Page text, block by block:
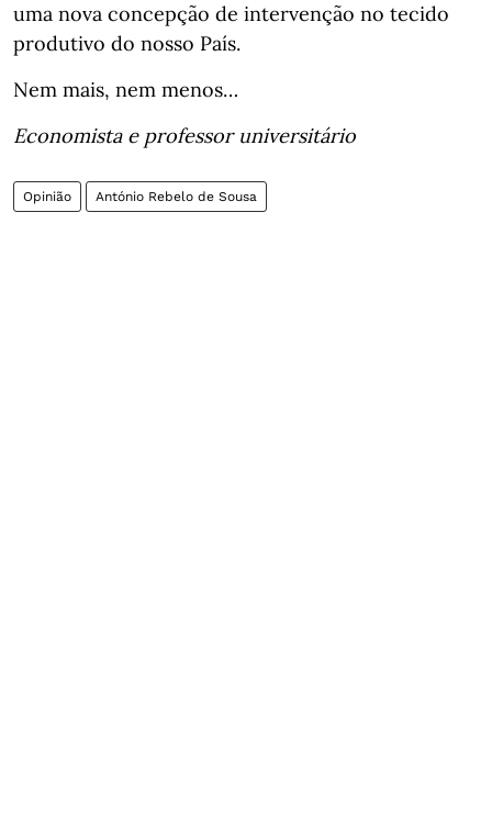
uma nova concepção de intervenção no tecido
produtivo do nosso País.
Nem mais, nem menos…
Economista e professor universitário
Opinião António Rebelo de Sousa